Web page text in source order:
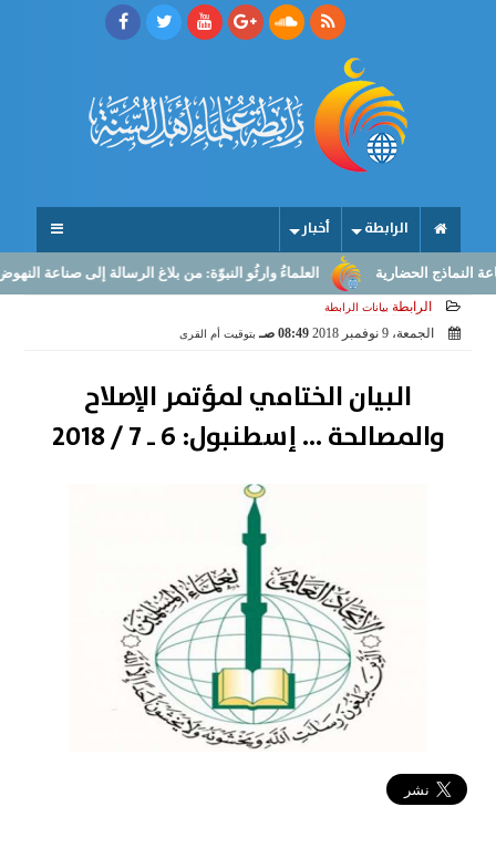
الرابطة أخبار
العلماءُ وارثُو النبوّة: من بلاغ الرسالة إلى صناعة النهوض الحضارية
الرابطة بيانات الرابطة
الجمعة، 9 نوفمبر 2018 08:49 صـ بتوقيت أم القرى
البيان الختامي لمؤتمر الإصلاح
والمصالحة ... إسطنبول: 6 ـ 7 / 2018